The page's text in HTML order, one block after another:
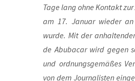
Tage lang ohne Kon­takt
am 17. Janu­ar wie­der
wur­de. Mit der
de Abu­ba­car wird gegen
und ord­nungs­ge­mä­ßes
von dem Jour­na­lis­ten